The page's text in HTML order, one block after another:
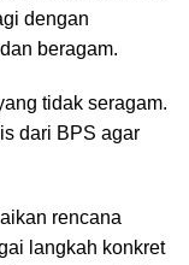
dengan
beragam.
tidak seragam.
dari BPS agar
rencana
langkah konkret